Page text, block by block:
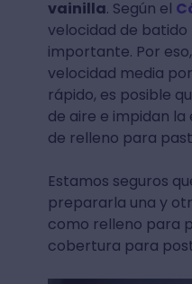
vainilla. Según el
velocidad de
importante. Por
velocidad media
rápido, es posible
de aire e impidan
de relleno para
Estamos seguros
prepararla una y
como relleno para
cobertura para